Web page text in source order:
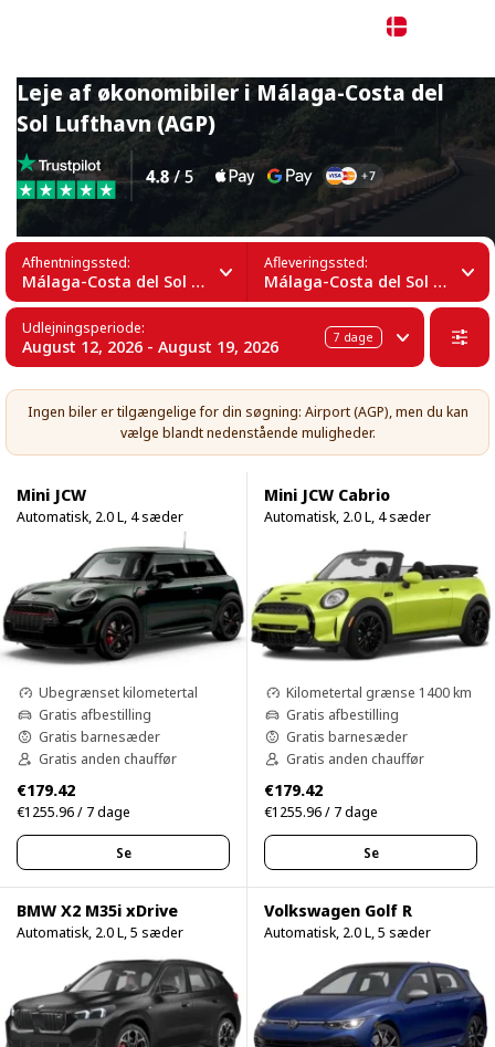
Leje af økonomibiler i Málaga-Costa del
Sol Lufthavn (AGP)
Afhentningssted:
Málaga-Costa del Sol Lufthavn (AGP)
Afleveringssted:
Málaga-Costa del Sol Lufthavn (AGP)
Udlejningsperiode:
August 12, 2026 - August 19, 2026 7 dage
Ingen biler er tilgængelige for din søgning: Airport (AGP), men du kan
vælge blandt nedenstående muligheder.
Mini JCW
Automatisk, 2.0 L, 4 sæder
Ubegrænset kilometertal
Gratis afbestilling
Gratis barnesæder
Gratis anden chauffør
€179.42
€1255.96 / 7 dage
Se
Mini JCW Cabrio
Automatisk, 2.0 L, 4 sæder
Kilometertal grænse 1400 km
Gratis afbestilling
Gratis barnesæder
Gratis anden chauffør
€179.42
€1255.96 / 7 dage
Se
BMW X2 M35i xDrive
Automatisk, 2.0 L, 5 sæder
Volkswagen Golf R
Automatisk, 2.0 L, 5 sæder